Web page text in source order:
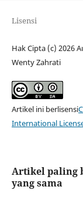
Lisensi
Hak Cipta (c) 2026
Wenty Zahrati
Artikel ini berlisensi
International
Artikel paling
yang sama